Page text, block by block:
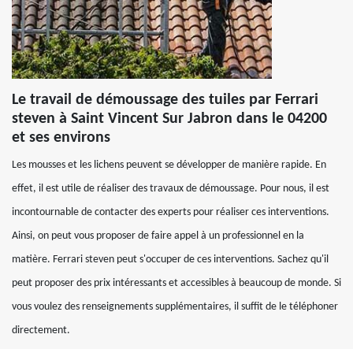
Le travail de démoussage des tuiles par Ferrari
steven à Saint Vincent Sur Jabron dans le 04200
et ses environs
Les mousses et les lichens peuvent se développer de manière rapide. En
effet, il est utile de réaliser des travaux de démoussage. Pour nous, il est
incontournable de contacter des experts pour réaliser ces interventions.
Ainsi, on peut vous proposer de faire appel à un professionnel en la
matière. Ferrari steven peut s'occuper de ces interventions. Sachez qu'il
peut proposer des prix intéressants et accessibles à beaucoup de monde. Si
vous voulez des renseignements supplémentaires, il suffit de le téléphoner
directement.